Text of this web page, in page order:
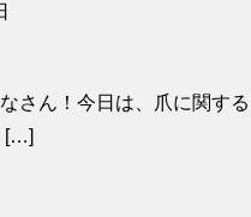
さん！今日は、爪に関す
[…]